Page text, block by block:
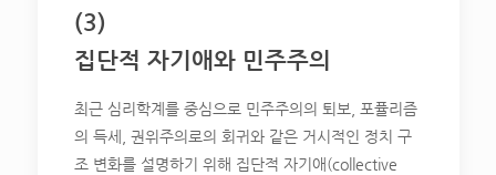
(3)
집단적 자기애와 민주주의
최근 심리학계를 중심으로 민주주의의 퇴보, 포퓰리즘
의 득세, 권위주의로의 회귀와 같은 거시적인 정치 구
조 변화를 설명하기 위해 집단적 자기애(collective